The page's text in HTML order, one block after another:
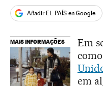
Añadir EL PAÍS en Google
MAIS INFORMAÇÕES
Em
como
em